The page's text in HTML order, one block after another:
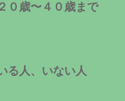
０歳〜４０歳まで
る人、いない人